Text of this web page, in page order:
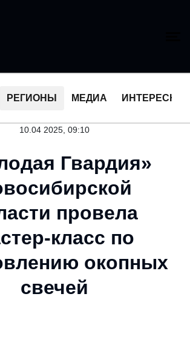
РЕГИОНЫ МЕДИА ИНТЕРЕСНОЕ
10.04 2025, 09:10
Гвардия»
провела
класс по
окопных
свечей